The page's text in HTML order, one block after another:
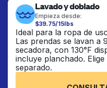
Lavado y doblado
Empieza desde:
$39.75/15lbs
Ideal para la ropa de
Las prendas se lavan a
secadora, con 130°F
incluye planchado.
separado.